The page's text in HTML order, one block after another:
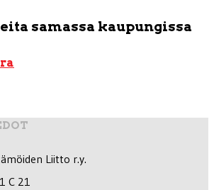
samassa kaupungissa
Liitto r.y.
C 21